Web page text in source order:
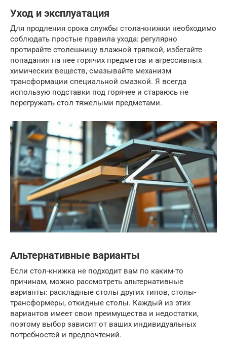
Уход и эксплуатация
Для продления срока службы стола-книжки необходимо
соблюдать простые правила ухода: регулярно
протирайте столешницу влажной тряпкой, избегайте
попадания на нее горячих предметов и агрессивных
химических веществ, смазывайте механизм
трансформации специальной смазкой. Я всегда
использую подставки под горячее и стараюсь не
перегружать стол тяжелыми предметами.
Альтернативные варианты
Если стол-книжка не подходит вам по каким-то
причинам, можно рассмотреть альтернативные
варианты: раскладные столы других типов, столы-
трансформеры, откидные столы. Каждый из этих
вариантов имеет свои преимущества и недостатки,
поэтому выбор зависит от ваших индивидуальных
потребностей и предпочтений.